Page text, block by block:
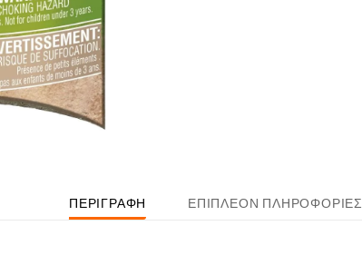
ΠΕΡΙΓΡΑΦΉ ΕΠΙΠΛΈΟΝ ΠΛΗΡΟΦΟΡΊΕΣ